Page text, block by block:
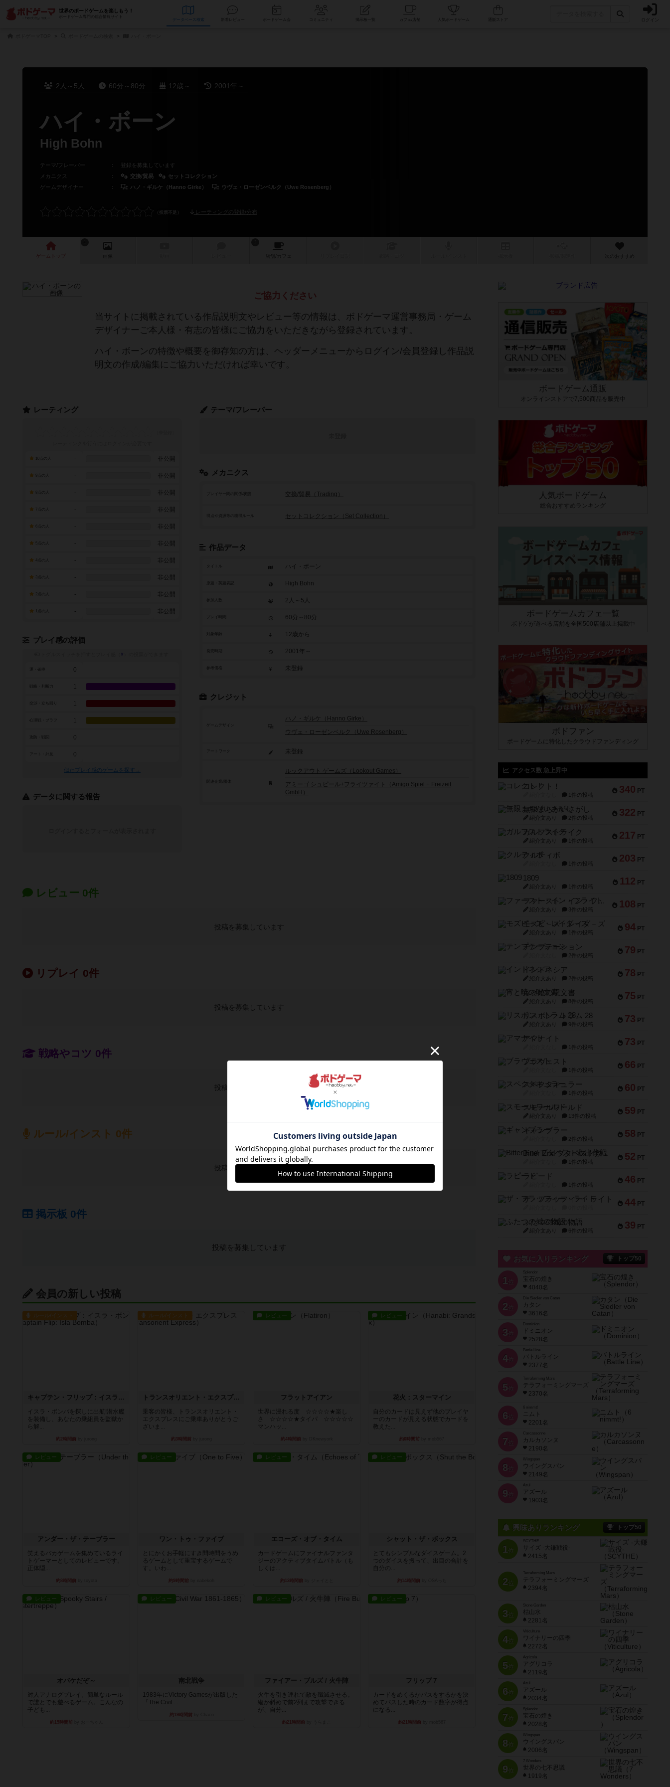
世界のボードゲームを楽しもう！
ボードゲーム専門の総合情報サイト
データベース コミュニティ 人気ボードゲーム ログイン
2人～5人 60分～80分 12歳～ 2001年～
ハイ・ボーン
High Bohn
テーマ/フレーバー ：
登録を募集しています
メカニクス
： 交換/貿易
セットコレクション
ゲームデザイナー
： ハノ・ギルケ（Hanno Girke） ウヴェ・ローゼンベルク（Uwe Rosenberg）
レーティングの登録/分布
ゲーム 画像 店舗/ カフェ 次のおすすめ
ご協力ください
当サイトに掲載されている作品説明文やレビュー等の情報は、ボドゲーマ運営事務局・ゲーム
デザイナーご本人様・有志の皆様にご協力をいただきながら登録されています。
ハイ・ボーンの特徴や概要を御存知の方は、ヘッダーメニューからログイン/会員登録し作品説
明文の作成/編集にご協力いただければ幸いです。
テーマ/フレーバー
メカニクス
プレイヤー間の関係/状態 交換/貿易（Trading）
セットコレクション（Set Collection）
作品データ
タイトル ハイ・ボーン
High Bohn
参加人数 2人～5人
60分～80分
12歳から
2001年～
参考価格 未登録
クレジット
ゲームデザイン
ハノ・ギルケ（Hanno Girke）
ウヴェ・ローゼンベルク（Uwe Rosenberg）
アートワーク 未登録
ルックアウト ゲームズ（Lookout Games）
アミーゴ シュピール+フライツァイト（Amigo Spiel + Freizeit
GmbH）
レーティング
- 非公開
- 非公開
- 非公開
7点の人 - 非公開
- 非公開
- 非公開
- 非公開
- 非公開
- 非公開
- 非公開
プレイ感の評価
※
0
戦略・判断力 1
1
1
0
アート・外見 0
似たプレイ感のゲームを探す→
データに関する報告
レビュー 0件
投稿を募集しています
リプレイ 0件
投稿を募集しています
戦略やコツ 0件
投稿を募集しています
ルール/インスト 0件
投稿を募集しています
掲示板 0件
投稿を募集しています
会員の新しい投稿
ルール/インスト
キャプテン・フリップ：イスラ・ボンバ
イスラ・ボンバを探しに出航!潜水艦
を装備し、あなたの乗組員を監獄か
ら解...
約2時間前
ルール/インスト
トランスオリエント・エクスプレス
乗客の皆様、トランスオリエント・
エクスプレスにご乗車ありがとうご
ざいま...
約3時間前
レビュー
フラットアイアン
世界に浸れる度 ☆☆☆☆★楽し
さ ☆☆☆☆★タイパ ☆☆☆☆☆
マンハッ...
約4時間前
レビュー
花火：スターマイン
自分のカードは見えず他のプレイヤ
ーのカードが見える状態でカードを
教えた...
約6時間前
レビュー
アンダー・ザ・テーブラー
笑えるバカゲームを集めているライ
トゲーマーとしてのレビューです。
正体隠...
約8時間前
レビュー
ワン・トゥ・ファイブ
とにかくお手軽にすき間時間をうめ
るゲームとして重宝するゲームで
す。いわ...
約9時間前
レビュー
エコーズ・オブ・タイム
カードゲームにファイナルファンタ
ジーのアクティブタイムバトル（も
しくは...
約13時間前
レビュー
シャット・ザ・ボックス
とてもシンプルなダイスゲーム。2
つのダイスを振って、出目の合計を
自分の...
約14時間前
レビュー
オバケだぞ～
対人アナログプレイ。簡単なルール
で誰とでも遊べるゲーム。こんなの
子ども...
約15時間前
レビュー
南北戦争
1983年にVictory Gamesが出版した
『The Civil ...
約19時間前
レビュー
ファイアー・ブルズ / 火牛陣
火牛を引き連れて敵を殲滅させる。
縦か斜めで前2列まで攻撃できる
が、自分...
約21時間前
レビュー
フリップ７
カードをめくるかパスをするかを決
めてパスした時のカード数字が得点
になる...
約21時間前
ボードゲーム通販
オンラインストアで7,500商品を販売中
人気ボードゲーム
総合おすすめランキング
ボードゲームカフェ一覧
ボドゲが遊べる店舗を全国500店舗以上掲載中
ボドファン
ボードゲームに特化したクラウドファンディング
アクセス数 急上昇中
340 PT
コレクト！
1件の投稿
322 PT
無限まちがいさがし
紹介文あり 2件の投稿
217 PT
ガルフストライク
紹介文あり 1件の投稿
203 PT
クルティボ
1件の投稿
112 PT
1809
紹介文あり 1件の投稿
108 PT
ファースト・イン・フライト
紹介文あり 3件の投稿
94 PT
モズビ－ズ・レイダ－ズ
紹介文あり 1件の投稿
79 PT
テンプテーション
2件の投稿
78 PT
インドネシア
紹介文あり 2件の投稿
75 PT
宵と暁の呪文書
紹介文あり 8件の投稿
73 PT
リスボン・トラム 28
紹介文あり 9件の投稿
73 PT
アマナイト
1件の投稿
66 PT
ブラヴェスト
1件の投稿
60 PT
スペクタキュラー
1件の投稿
59 PT
スモールワールド
紹介文あり 13件の投稿
58 PT
ギャンブラー
2件の投稿
52 PT
Bitter End ブタペスト救出作戦
1件の投稿
46 PT
ラピード
1件の投稿
44 PT
ザ・フラッフィー・ライト
39 PT
ふたつの城の物語
紹介文あり 6件の投稿
お気に入りランキング トップ50
1 位
宝石の煌き
4040名
2 位
Die Siedler von Catan
カタン
3616名
3 位
ドミニオン
2528名
4位
Battle Line
バトルライン
2377名
5 位
Terraforming Mars
テラフォーミングマーズ
2370名
6 位
ニムト
2201名
7 位
Carcassonne
カルカソンヌ
2190名
8 位
Wingspan
ウイングスパン
2149名
9 位
Azul
アズール
1903名
興味ありランキング トップ50
1位
SCYTHE
サイズ -大鎌戦役-
2415名
2位
Terraforming Mars
テラフォーミングマーズ
2394名
3位
Stone Garden
枯山水
2281名
4位
Viticulture
ワイナリーの四季
2272名
5位
Agricola
アグリコラ
2119名
6位
Azul
アズール
2034名
7位
宝石の煌き
2028名
8位
Wingspan
ウイングスパン
2006名
9位
7 Wonders
世界の七不思議
1919名